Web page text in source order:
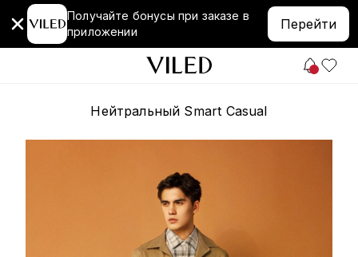
Получайте бонусы при заказе в
приложении
Перейти
Нейтральный Smart Casual